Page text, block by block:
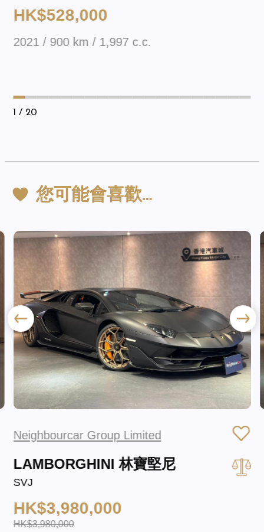
HK$528,000
2021 / 900 km / 1,997 c.c.
1 / 20
您可能會喜歡…
Neighbourcar Group Limited
LAMBORGHINI 林寶堅尼
SVJ
HK$3,980,000
HK$3,980,000